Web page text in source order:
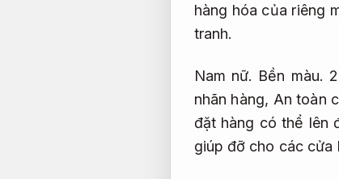
hàng hóa của riêng
tranh.
Nam nữ. Bền màu.
nhãn hàng, An toàn
đặt hàng có thể lên
giúp đỡ cho các cửa